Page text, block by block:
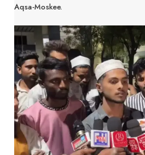
Aqsa-Moskee.